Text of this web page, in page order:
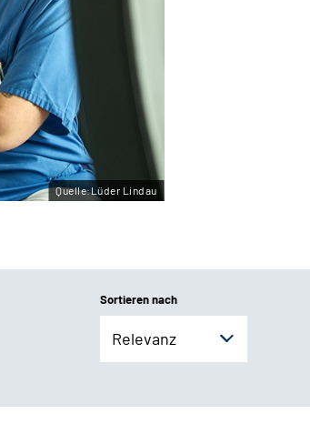
Quelle:Lüder Lindau
Sortieren nach
Relevanz